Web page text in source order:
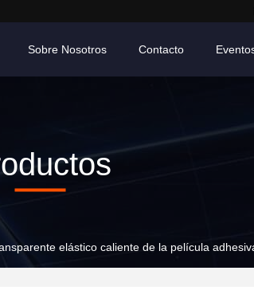
Sobre Nosotros Contacto
elástico caliente de la película